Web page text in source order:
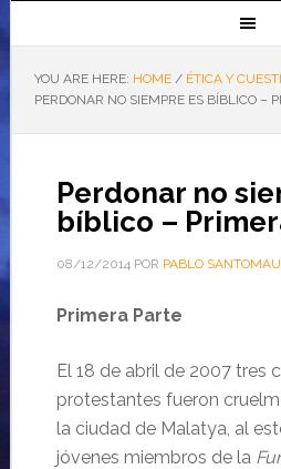
YOU ARE HERE: HOME / ÉTICA Y
PERDONAR NO SIEMPRE ES BÍBLICO –
Perdonar no
bíblico –
08/12/2014POR PABLO
Primera Parte
El 18 de abril de 2007 tres
protestantes fueron
la ciudad de Malatya, al
jóvenes miembros de la